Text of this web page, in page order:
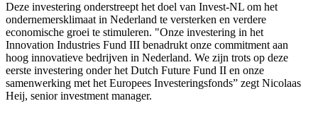
Deze investering onderstreept het doel van Invest-NL om het
ondernemersklimaat in Nederland te versterken en verdere
economische groei te stimuleren. "Onze investering in het
Innovation Industries Fund III benadrukt onze commitment aan
hoog innovatieve bedrijven in Nederland. We zijn trots op deze
eerste investering onder het Dutch Future Fund II en onze
samenwerking met het Europees Investeringsfonds” zegt Nicolaas
Heij, senior investment manager.